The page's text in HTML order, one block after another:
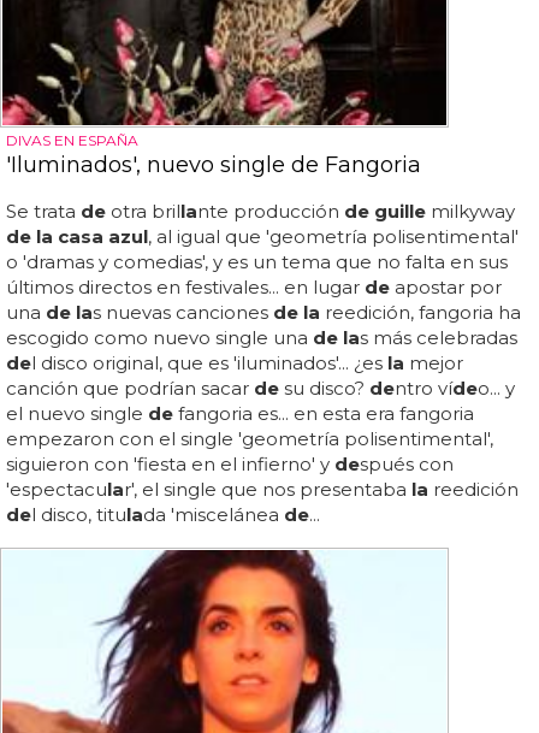
DIVAS EN ESPAÑA
'Iluminados', nuevo single de Fangoria
Se trata de otra brillante producción de guille milkyway
de la casa azul, al igual que 'geometría polisentimental'
o 'dramas y comedias', y es un tema que no falta en sus
últimos directos en festivales... en lugar de apostar por
una de las nuevas canciones de la reedición, fangoria ha
escogido como nuevo single una de las más celebradas
del disco original, que es 'iluminados'... ¿es la mejor
canción que podrían sacar de su disco? dentro vídeo... y
el nuevo single de fangoria es... en esta era fangoria
empezaron con el single 'geometría polisentimental',
siguieron con 'fiesta en el infierno' y después con
'espectacular', el single que nos presentaba la reedición
del disco, titulada 'miscelánea de...